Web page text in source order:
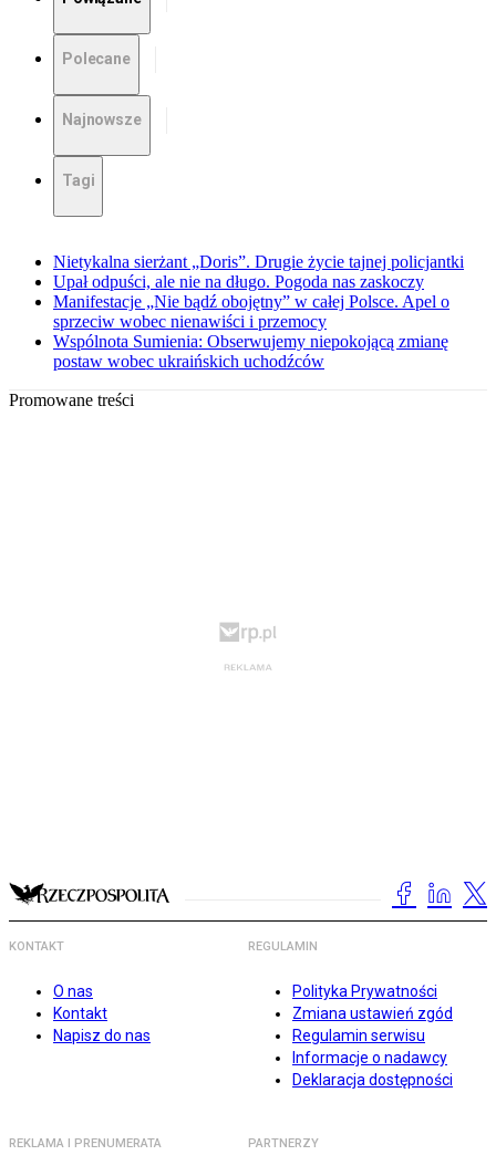
Polecane
Najnowsze
Tagi
Nietykalna sierżant „Doris”. Drugie życie tajnej policjantki
Upał odpuści, ale nie na długo. Pogoda nas zaskoczy
Manifestacje „Nie bądź obojętny” w całej Polsce. Apel o
sprzeciw wobec nienawiści i przemocy
Wspólnota Sumienia: Obserwujemy niepokojącą zmianę
postaw wobec ukraińskich uchodźców
Promowane treści
KONTAKT
O nas
Kontakt
Napisz do nas
REGULAMIN
Polityka Prywatności
Zmiana ustawień zgód
Regulamin serwisu
Informacje o nadawcy
Deklaracja dostępności
REKLAMA I PRENUMERATA PARTNERZY